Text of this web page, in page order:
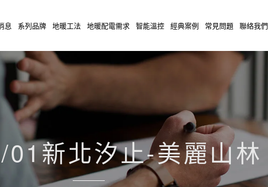
息 系列品牌 地暖工法 地暖配電需求 智能溫控 經典案例 常見問題 聯絡我們
新北汐止-美麗山林